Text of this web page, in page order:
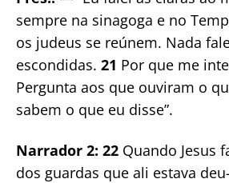
sempre na sinagoga e no
os judeus se reúnem. Nada
escondidas. 21 Por que me
Pergunta aos que ouviram o
sabem o que eu disse”.
Narrador 2: 22 Quando Jesus
dos guardas que ali estava